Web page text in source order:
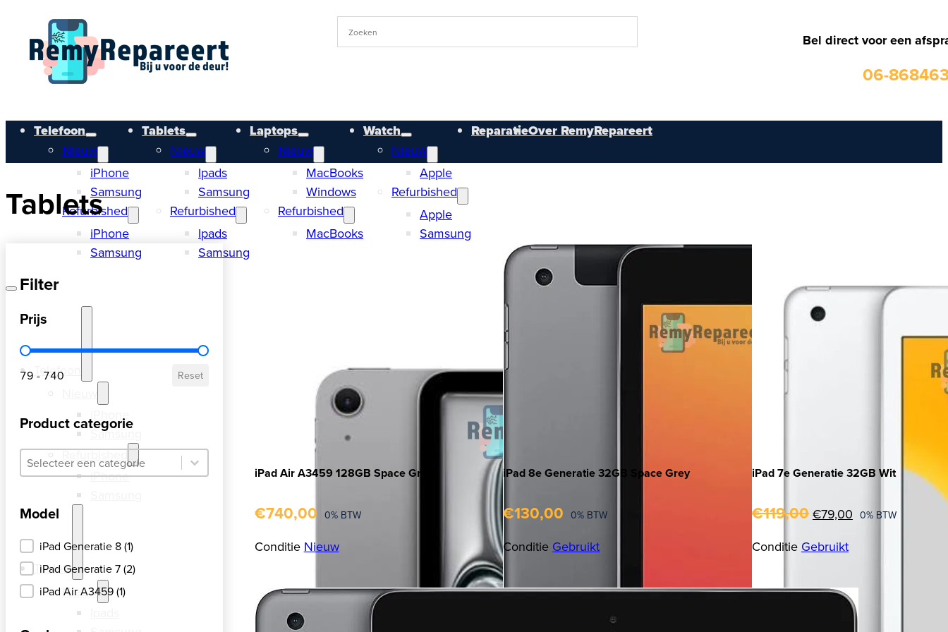
Bel direct voor een
06-
Telefoon
Nieuw
iPhone
Samsung
Refurbished
iPhone
Samsung
Tablets
Nieuw
Ipads
Samsung
Refurbished
Ipads
Samsung
Laptops
Nieuw
MacBooks
Windows
Refurbished
MacBooks
Watch
Nieuw
Apple
Refurbished
Apple
Samsung
ReparatieOver RemyRepareert
Telefoon
iPhone
Samsung
Refurbished
iPhone
Tablets
Nieuw
Tablets
Filter
Prijs
Prijs
79 - 740 Reset
Product categorie
Product categorie
Product categorie
Product categorie
Model
ModeliPad Generatie 8(1)
iPad Generatie 7(2)
iPad Air A3459(1)
iPad Air A3459 128GB Space Grey
€740,00 0% BTW
Conditie Nieuw
iPad 8e Generatie 32GB Space Grey
€130,00 0% BTW
Conditie Gebruikt
iPad 7e Generatie 32GB Wit
€119,00Oorspronkelijke
was:
€79,00Huidige
0% BTW
Conditie Gebruikt